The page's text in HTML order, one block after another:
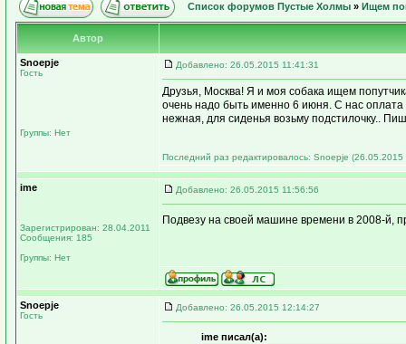
Список форумов Пустые Холмы » Ищем
Автор
Snoepje
Гость
Группы: Нет
Добавлено: 26.05.2015 11:41:31
Друзья, Москва! Я и моя собака ищем
очень надо быть именно 6 июня. С нас оплата
нежная, для сиденья возьму подстилочку..
Последний раз редактировалось: Snoepje
ime
Зарегистрирован: 28.04.2011
Сообщения: 185
Группы: Нет
Добавлено: 26.05.2015 11:56:56
Подвезу на своей машине времени в 2008-й,
Snoepje
Гость
Добавлено: 26.05.2015 12:14:27
ime писал(а):